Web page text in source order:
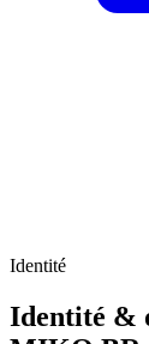
Identité
Identité &